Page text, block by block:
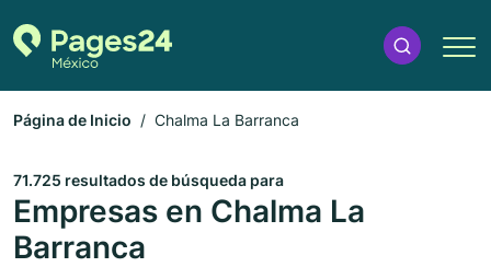
Página de Inicio Chalma La Barranca
71.725 resultados de búsqueda para
Empresas en Chalma La
Barranca